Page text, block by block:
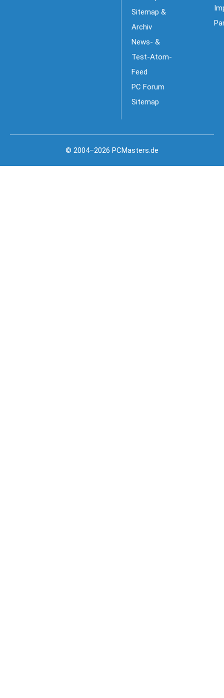
Sitemap &
Archiv
News- &
Test-Atom-
Feed
PC Forum
Sitemap
© 2004–2026 PCMasters.de